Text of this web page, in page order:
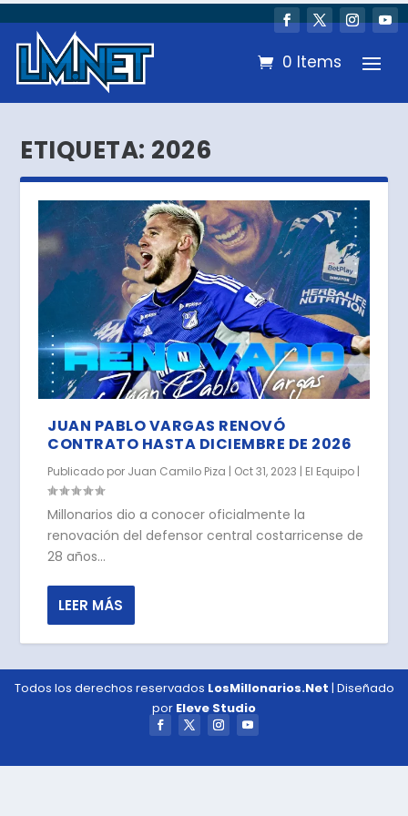
0 Items
ETIQUETA: 2026
JUAN PABLO VARGAS RENOVÓ
CONTRATO HASTA DICIEMBRE DE 2026
Publicado por Juan Camilo Piza | Oct 31, 2023 | El Equipo |
Millonarios dio a conocer oficialmente la
renovación del defensor central costarricense de
28 años...
LEER MÁS
Todos los derechos reservados LosMillonarios.Net | Diseñado
por Eleve Studio